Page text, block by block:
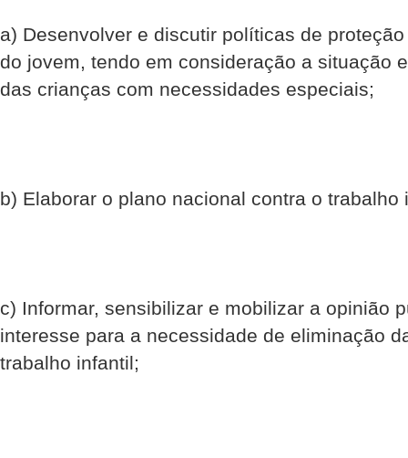
a) Desenvolver e discutir políticas de
do jovem, tendo em consideração a situação
das crianças com necessidades especiais;
b) Elaborar o plano nacional contra o trabalho
c) Informar, sensibilizar e mobilizar a opinião
interesse para a necessidade de eliminação
trabalho infantil;